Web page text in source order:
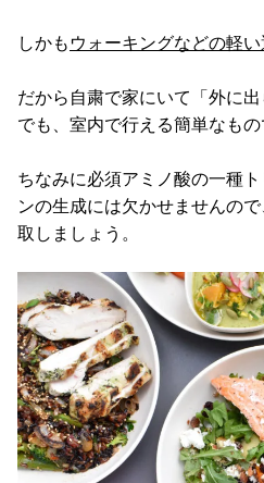
しかも ウォーキングなどの軽
だから自粛で家にいて「外に
でも、室内で行える簡単なもの
ちなみに必須アミノ酸の一種
ンの生成には欠かせませんの
取しましょう。